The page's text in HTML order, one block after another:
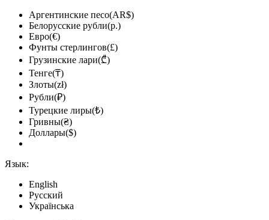
Аргентинские песо(AR$)
Белорусские рубли(р.)
Евро(€)
Фунты стерлингов(£)
Грузинские лари(₾)
Тенге(₸)
Злоты(zł)
Рубли(₽)
Турецкие лиры(₺)
Гривны(₴)
Доллары($)
Язык:
English
Русский
Українська